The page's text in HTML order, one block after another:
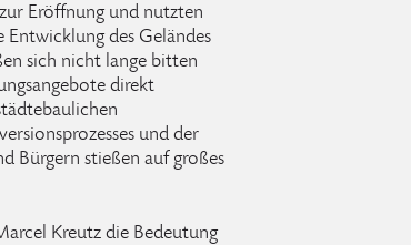
Eröffnung und nutzten
des Geländes
sich nicht lange bitten
direkt
und der
Bürgern stießen auf großes
Kreutz die Bedeutung